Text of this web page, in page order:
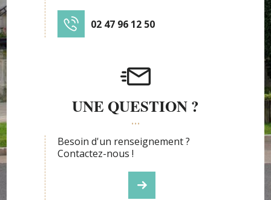
02 47 96 12 50
UNE QUESTION ?
Besoin d'un renseignement ?
Contactez-nous !